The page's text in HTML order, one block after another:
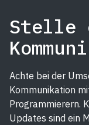
Stelle
Achte bei der
Kommunikation
Programmierern.
Updates sind ein